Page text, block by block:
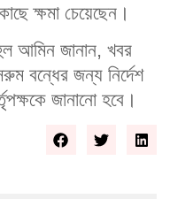
ক্ষমা চেয়েছেন।
আমিন জানান, খবর
বন্ধের জন্য নির্দেশ
জানানো হবে।